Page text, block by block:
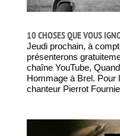
10 CHOSES QUE VOUS
Jeudi prochain, à
présenterons
chaîne YouTube,
Hommage à Brel. Pour
chanteur Pierrot